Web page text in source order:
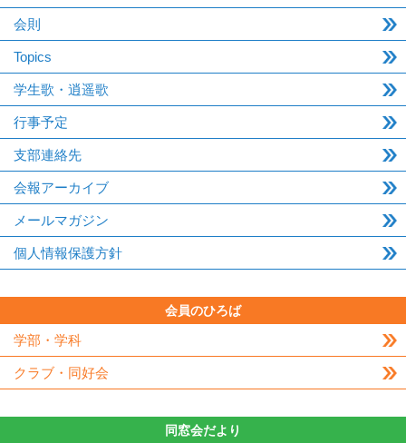
会則
Topics
学生歌・逍遥歌
行事予定
支部連絡先
会報アーカイブ
メールマガジン
個人情報保護方針
会員のひろば
学部・学科
クラブ・同好会
同窓会だより